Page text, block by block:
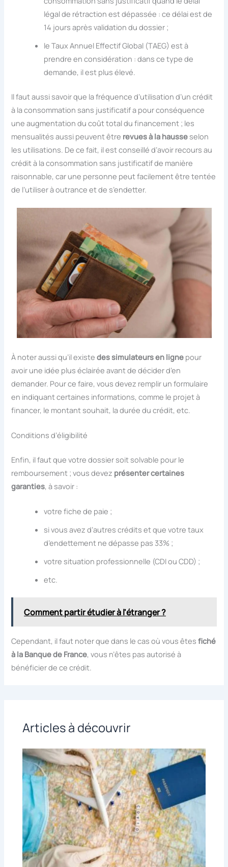
légal de rétraction est dépassée : ce délai est de
14 jours après validation du dossier ;
le Taux Annuel Effectif Global (TAEG) est à
prendre en considération : dans ce type de
demande, il est plus élevé.
Il faut aussi savoir que la fréquence d’utilisation d’un crédit
à la consommation sans justificatif a pour conséquence
une augmentation du coût total du financement ; les
mensualités aussi peuvent être revues à la hausseselon
les utilisations. De ce fait, il est conseillé d’avoir recours au
crédit à la consommation sans justificatif de manière
raisonnable, car une personne peut facilement être tentée
de l’utiliser à outrance et de s’endetter.
À noter aussi qu’il existedes simulateurs en ligne pour
avoir une idée plus éclairée avant de décider d’en
demander. Pour ce faire, vous devez remplir un formulaire
en indiquant certaines informations, comme le projet à
financer, le montant souhait, la durée du crédit, etc.
Conditions d’éligibilité
Enfin, il faut que votre dossier soit solvable pour le
remboursement ; vous devez présenter certaines
garanties, à savoir :
votre fiche de paie ;
si vous avez d’autres crédits et que votre taux
d’endettement ne dépasse pas 33% ;
votre situation professionnelle (CDI ou CDD) ;
etc.
Comment partir étudier à l'étranger ?
Cependant, il faut noter que dans le cas où vous êtes fiché
à la Banque de France, vous n’êtes pas autorisé à
bénéficier de ce crédit.
Articles à découvrir